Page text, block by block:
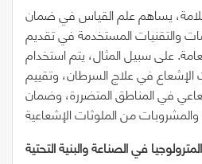
يساهم علم القياس في ضمان
والتقنيات المستخدمة في تقديم
على سبيل المثال، يتم استخدام
الإشعاع في علاج السرطان، وتقييم
في المناطق المتضررة، وضمان
المترولوجيا في الصناعة والبنية التحتية